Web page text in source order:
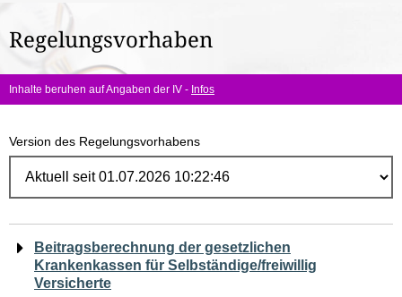
hier:
Regelungsvorhaben
Inhalte beruhen auf Angaben der IV - Infos
Version des Regelungsvorhabens
Navigation
für
Beitragsberechnung der gesetzlichen
Krankenkassen für Selbständige/freiwillig
Versicherte